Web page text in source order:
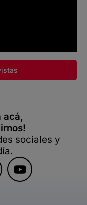
acá,
sociales y